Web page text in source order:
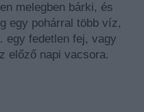
melegben bárki, és
egy pohárral több víz,
fedetlen fej, vagy
előző napi vacsora.